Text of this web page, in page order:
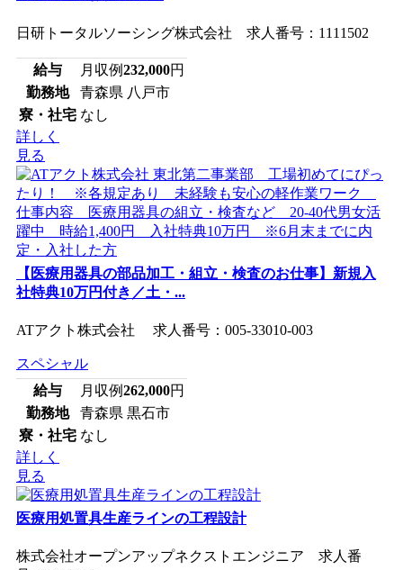
日研トータルソーシング株式会社 求人番号：1111502
給与 月収例232,000円
勤務地
青森県 八戸市
寮・社宅 なし
詳しく
見る
【医療用器具の部品加工・組立・検査のお仕事】新規入
社特典10万円付き／土・...
ATアクト株式会社 求人番号：005-33010-003
スペシャル
給与
月収例262,000円
勤務地
青森県 黒石市
寮・社宅 なし
詳しく
見る
医療用処置具生産ラインの工程設計
株式会社オープンアップネクストエンジニア 求人番